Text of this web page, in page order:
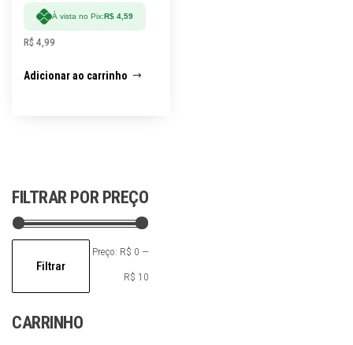
À vista no Pix:R$ 4,59
R$ 4,99
Adicionar ao carrinho
FILTRAR POR PREÇO
Preço
mínimo
Preço
máximo
Filtrar
Preço: R$ 0 —
R$ 10
CARRINHO